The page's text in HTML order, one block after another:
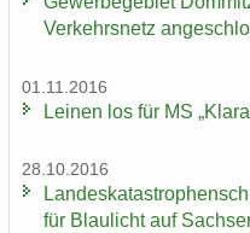
Ver­kehrs­netz
01.11.2016
Lei­nen los für MS
28.10.2016
für Blau­licht auf